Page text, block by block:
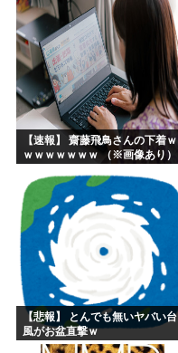
【速報】 齋藤飛鳥さんの下着ｗ
ｗｗｗｗｗｗｗ （※画像あり）
【悲報】 とんでも無いヤバい台
風がお盆直撃ｗ